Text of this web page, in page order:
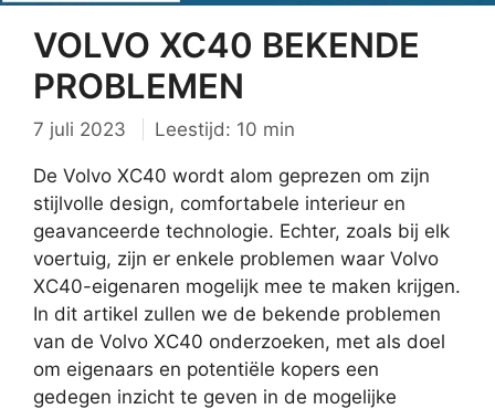
VOLVO XC40 BEKENDE
PROBLEMEN
7 juli 2023 Leestijd: 10 min
De Volvo XC40 wordt alom geprezen om zijn
stijlvolle design, comfortabele interieur en
geavanceerde technologie. Echter, zoals bij elk
voertuig, zijn er enkele problemen waar Volvo
XC40-eigenaren mogelijk mee te maken krijgen.
In dit artikel zullen we de bekende problemen
van de Volvo XC40 onderzoeken, met als doel
om eigenaars en potentiële kopers een
gedegen inzicht te geven in de mogelijke